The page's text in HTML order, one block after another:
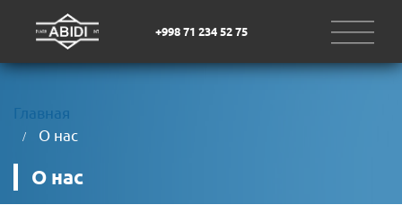
+998 71 234 52 75
Главная
О нас
О нас